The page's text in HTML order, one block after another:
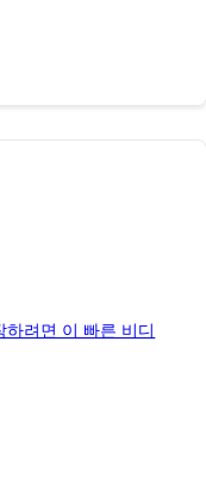
하려면 이 빠른 비디